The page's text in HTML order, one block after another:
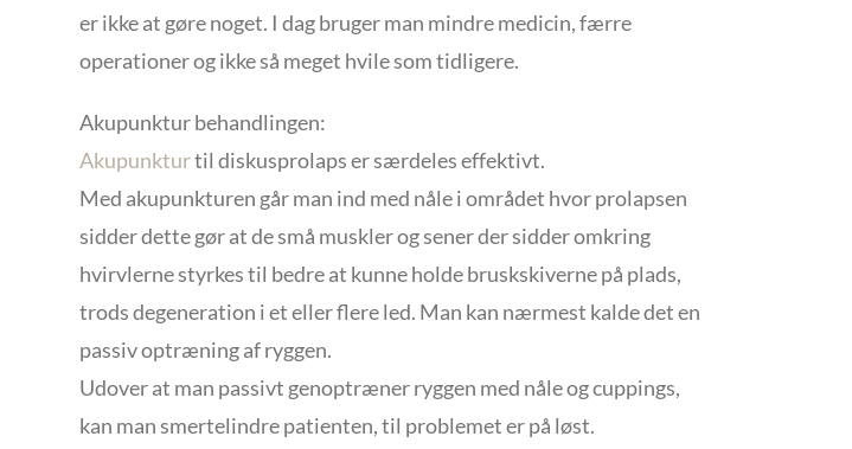
er ikke at gøre noget. I dag bruger man mindre medicin, færre
operationer og ikke så meget hvile som tidligere.
Akupunktur behandlingen:
Akupunkturtil diskusprolaps er særdeles effektivt.
Med akupunkturen går man ind med nåle i området hvor prolapsen
sidder dette gør at de små muskler og sener der sidder omkring
hvirvlerne styrkes til bedre at kunne holde bruskskiverne på plads,
trods degeneration i et eller flere led. Man kan nærmest kalde det en
passiv optræning af ryggen.
Udover at man passivt genoptræner ryggen med nåle og cuppings,
kan man smertelindre patienten, til problemet er på løst.